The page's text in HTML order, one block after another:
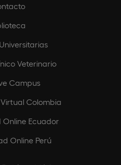
Veterinario
Campus
Colombia
Online Ecuador
Online Perú